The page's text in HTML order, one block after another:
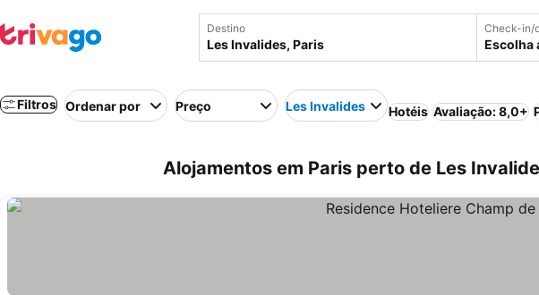
Destino Check-in/
Escolha
Filtros Ordenar por Preço Les Invalides Hotéis Avaliação: 8,0+
Alojamentos em Paris perto de Les